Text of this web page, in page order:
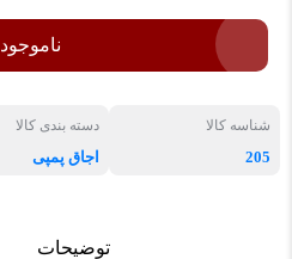
ناموجود
شناسه کالا
205
دسته بندی کالا
اجاق پمپی
توضیحات